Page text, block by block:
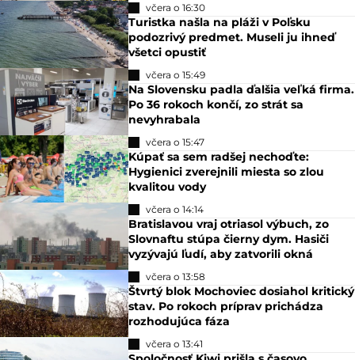
včera o 16:30
Turistka našla na pláži v Poľsku
podozrivý predmet. Museli ju ihneď
všetci opustiť
včera o 15:49
Na Slovensku padla ďalšia veľká firma.
Po 36 rokoch končí, zo strát sa
nevyhrabala
včera o 15:47
Kúpať sa sem radšej nechoďte:
Hygienici zverejnili miesta so zlou
kvalitou vody
včera o 14:14
Bratislavou vraj otriasol výbuch, zo
Slovnaftu stúpa čierny dym. Hasiči
vyzývajú ľudí, aby zatvorili okná
včera o 13:58
Štvrtý blok Mochoviec dosiahol kritický
stav. Po rokoch príprav prichádza
rozhodujúca fáza
včera o 13:41